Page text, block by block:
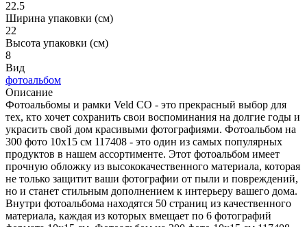
22.5
Ширина упаковки (см)
22
Высота упаковки (см)
8
Вид
фотоальбом
Описание
Фотоальбомы и рамки Veld CO - это прекрасный выбор для
тех, кто хочет сохранить свои воспоминания на долгие годы и
украсить свой дом красивыми фотографиями. Фотоальбом на
300 фото 10х15 см 117408 - это один из самых популярных
продуктов в нашем ассортименте. Этот фотоальбом имеет
прочную обложку из высококачественного материала, которая
не только защитит ваши фотографии от пыли и повреждений,
но и станет стильным дополнением к интерьеру вашего дома.
Внутри фотоальбома находятся 50 страниц из качественного
материала, каждая из которых вмещает по 6 фотографий